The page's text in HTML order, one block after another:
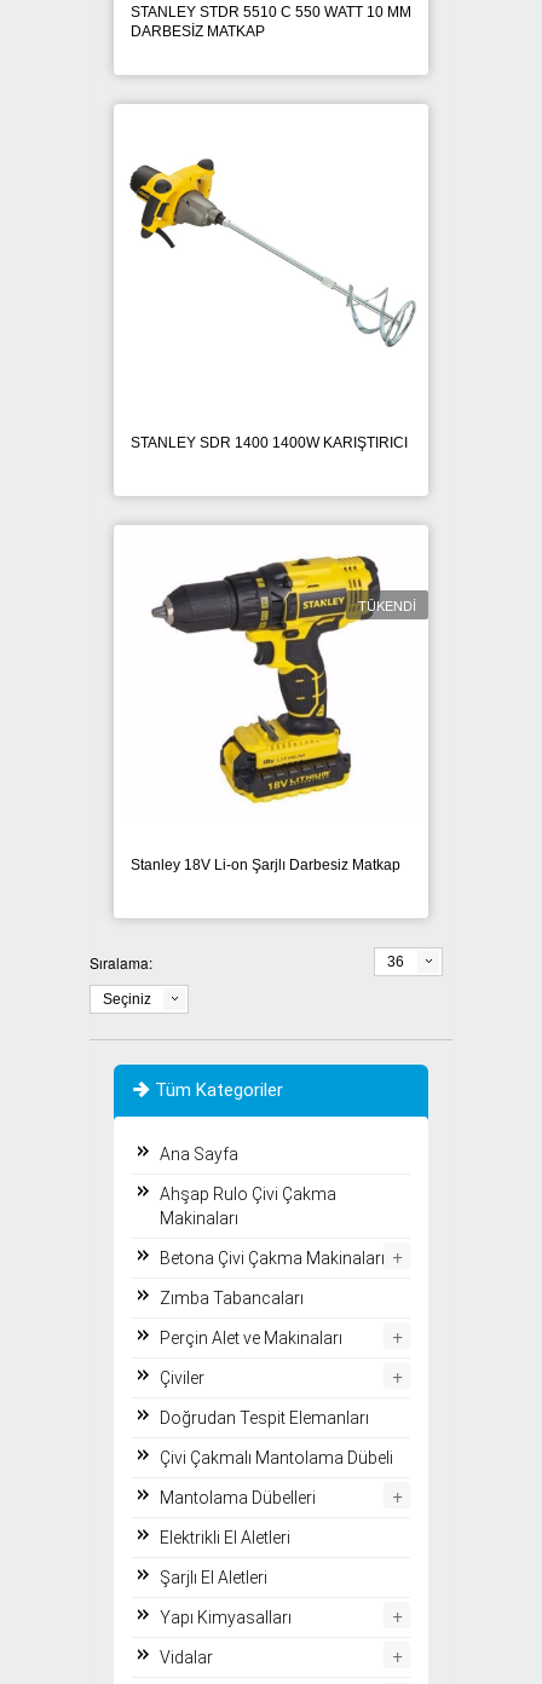
STANLEY STDR 5510 C 550 WATT 10 MM
DARBESİZ MATKAP
STANLEY SDR 1400 1400W KARIŞTIRICI
TÜKENDİ
Stanley 18V Li-on Şarjlı Darbesiz Matkap
Sıralama:
Seçiniz
36
Tüm Kategoriler
Ana Sayfa
Ahşap Rulo Çivi Çakma
Makinaları
Betona Çivi Çakma Makinaları +
Zımba Tabancaları
Perçin Alet ve Makinaları +
Çiviler +
Doğrudan Tespit Elemanları
Çivi Çakmalı Mantolama Dübeli
Mantolama Dübelleri +
Elektrikli El Aletleri
Şarjlı El Aletleri
Yapı Kimyasalları +
Vidalar
+